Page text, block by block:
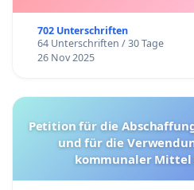
702 Unterschriften
64 Unterschriften / 30 Tage
26 Nov 2025
Petition für die Abschaffung der Tötungsstationen
und für die
kommunaler Mittel